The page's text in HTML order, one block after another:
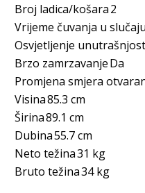
Broj ladica/košara2
Vrijeme čuvanja u
Osvjetljenje
Brzo zamrzavanjeDa
Promjena smjera
Visina85.3 cm
Širina89.1 cm
Dubina55.7 cm
Neto težina31 kg
Bruto težina34 kg